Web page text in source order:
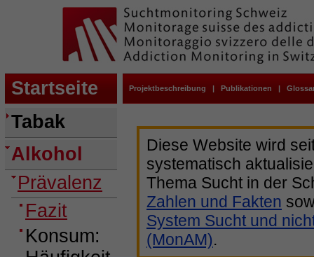
Startseite Projektbeschreibung | Publikationen |
Tabak
Alkohol
Prävalenz
Fazit
Konsum:
Diese Website wird
systematisch
Thema Sucht in der
Zahlen und Fakten
System Sucht und
(MonAM).